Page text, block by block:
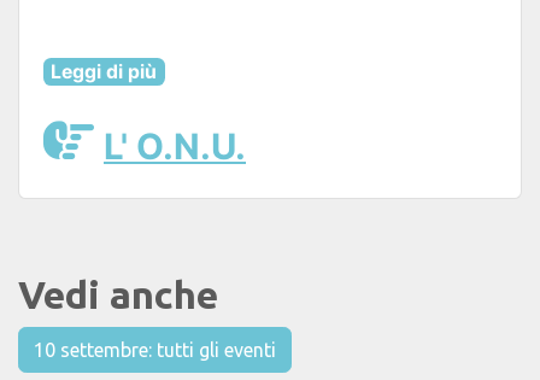
Leggi di più
L' O.N.U.
Vedi anche
10 settembre: tutti gli eventi